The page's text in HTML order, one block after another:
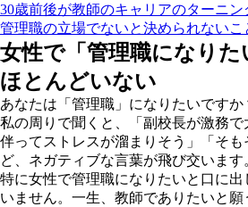
30歳前後が教師のキャリアのターニン
管理職の立場でないと決められないこ
女性で「管理職になりた
ほとんどいない
あなたは「管理職」になりたいですか
私の周りで聞くと、「副校長が激務
伴ってストレスが溜まりそう」「そ
ど、ネガティブな言葉が飛び交います
特に女性で管理職になりたいと口に
いません。一生、教師でありたいと願